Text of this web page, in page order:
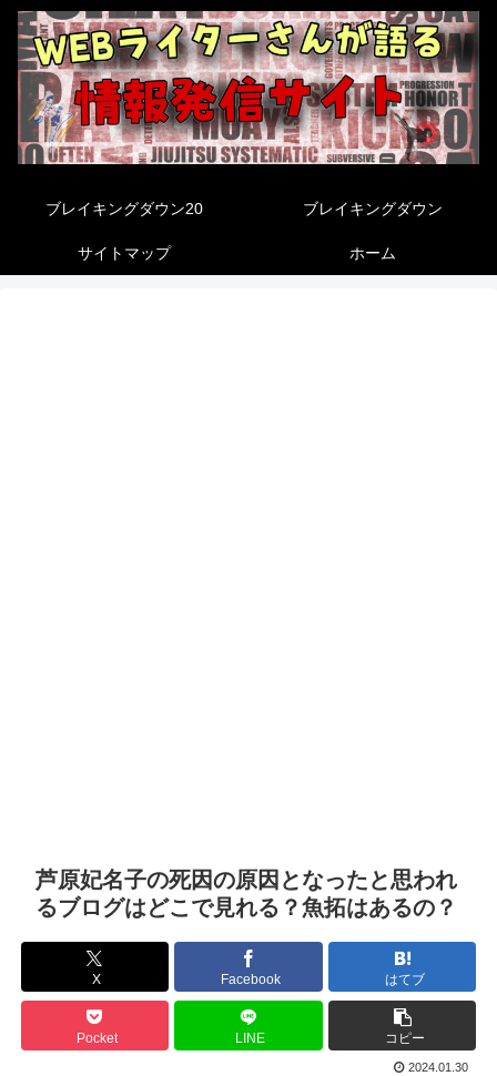
ブレイキングダウン20 ブレイキングダウン
サイトマップ ホーム
芦原妃名子の死因の原因となったと思われ
るブログはどこで見れる？魚拓はあるの？
X Facebook はてブ
Pocket LINE コピー
2024.01.30